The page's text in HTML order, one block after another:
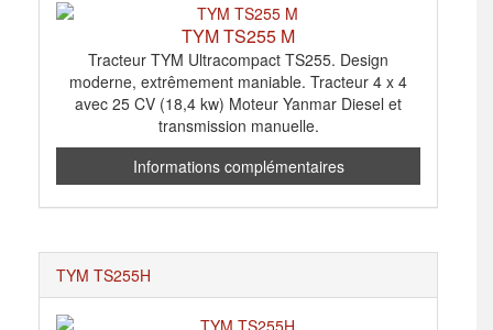
TYM TS255 M
Tracteur TYM Ultracompact TS255. Design
moderne, extrêmement maniable. Tracteur 4 x 4
avec 25 CV (18,4 kw) Moteur Yanmar Diesel et
transmission manuelle.
Informations complémentaires
TYM TS255H